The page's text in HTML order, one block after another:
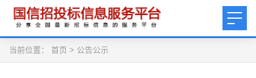
当前位置： 首页 > 公告公示